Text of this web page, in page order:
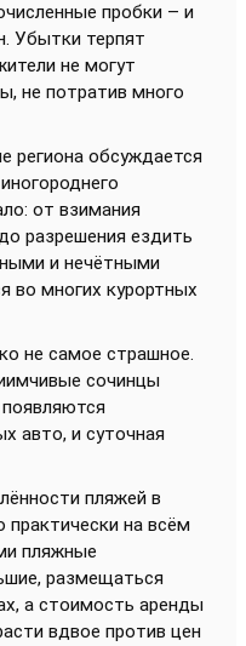
пробки – и
Убытки терпят
не могут
не потратив много
региона обсуждается
от взимания
разрешения ездить
и нечётными
во многих курортных
не самое страшное.
сочинцы
авто, и суточная
пляжей в
на всём
пляжные
размещаться
а стоимость аренды
вдвое против цен